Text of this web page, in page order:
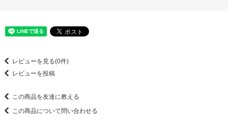
レビューを見る(0件)
レビューを投稿
この商品を友達に教える
この商品について問い合わせる